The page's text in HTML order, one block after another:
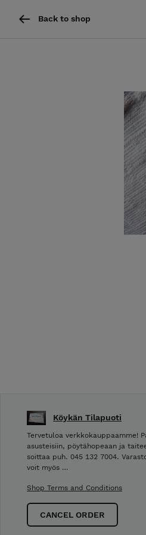
Back to shop
Köykän Tilapuoti
Tervetuloa verkkokauppaamme!
asusteisiin, pöytähopeaan ja
soittaa puh. 045 132 7004.
voit myös …
Shop Terms and Conditions
CANCEL ORDER